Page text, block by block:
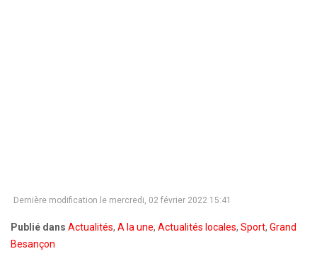
Dernière modification le mercredi, 02 février 2022 15:41
Publié dans Actualités, A la une, Actualités locales, Sport, Grand
Besançon